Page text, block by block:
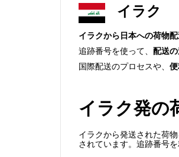
イラク
イラクから日本への荷物
追跡番号を使って、 配送
国際配送のプロセスや、
イラク発の
イラクから発送された荷
されています。追跡番号